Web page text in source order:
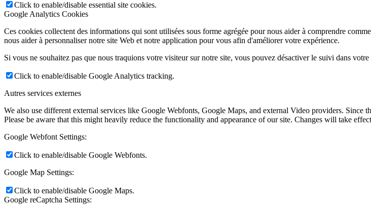
Click to enable/disable essential site cookies.
Google Analytics Cookies
Ces cookies collectent des informations qui sont utilisées sous forme agrégée pour nous aider à comprendre
nous aider à personnaliser notre site Web et notre application pour vous afin d'améliorer votre expérience.
Si vous ne souhaitez pas que nous traquions votre visiteur sur notre site, vous pouvez désactiver le suivi dans
Click to enable/disable Google Analytics tracking.
Autres services externes
We also use different external services like Google Webfonts, Google Maps, and external Video providers.
Please be aware that this might heavily reduce the functionality and appearance of our site. Changes will take
Google Webfont Settings:
Click to enable/disable Google Webfonts.
Google Map Settings:
Click to enable/disable Google Maps.
Google reCaptcha Settings: